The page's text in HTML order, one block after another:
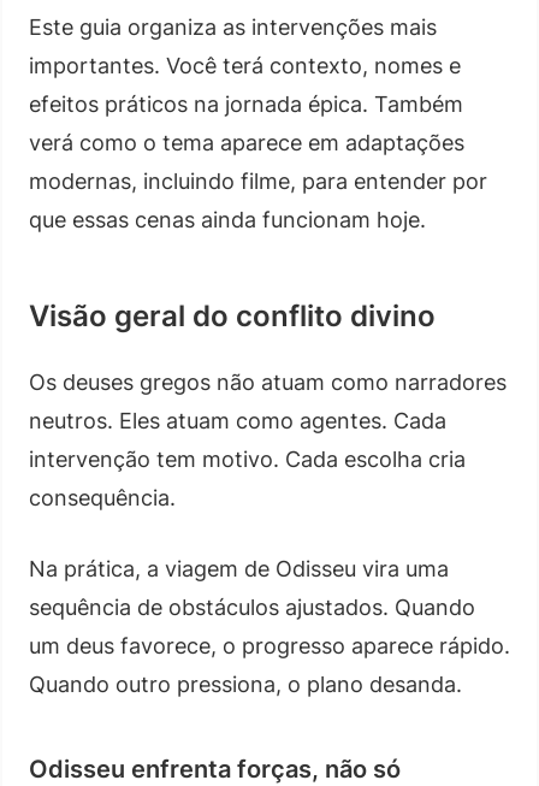
Este guia organiza as intervenções mais
importantes. Você terá contexto, nomes e
efeitos práticos na jornada épica. Também
verá como o tema aparece em adaptações
modernas, incluindo filme, para entender por
que essas cenas ainda funcionam hoje.
Visão geral do conflito divino
Os deuses gregos não atuam como narradores
neutros. Eles atuam como agentes. Cada
intervenção tem motivo. Cada escolha cria
consequência.
Na prática, a viagem de Odisseu vira uma
sequência de obstáculos ajustados. Quando
um deus favorece, o progresso aparece rápido.
Quando outro pressiona, o plano desanda.
Odisseu enfrenta forças, não só